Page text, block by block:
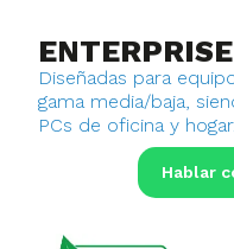
Diseñadas para
gama media/baja,
PCs de oficina y hogar.
Hablar